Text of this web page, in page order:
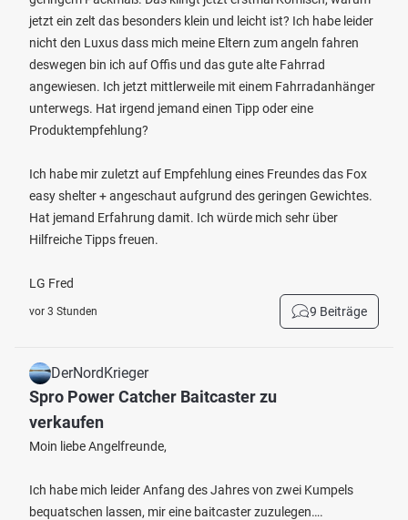
jetzt ein zelt das besonders klein und leicht ist? Ich habe leider
nicht den Luxus dass mich meine Eltern zum angeln fahren
deswegen bin ich auf Offis und das gute alte Fahrrad
angewiesen. Ich jetzt mittlerweile mit einem Fahrradanhänger
unterwegs. Hat irgend jemand einen Tipp oder eine
Produktempfehlung?
Ich habe mir zuletzt auf Empfehlung eines Freundes das Fox
easy shelter + angeschaut aufgrund des geringen Gewichtes.
Hat jemand Erfahrung damit. Ich würde mich sehr über
Hilfreiche Tipps freuen.
LG Fred
vor 3 Stunden 9 Beiträge
DerNordKrieger
Spro Power Catcher Baitcaster zu
verkaufen
Moin liebe Angelfreunde,
Ich habe mich leider Anfang des Jahres von zwei Kumpels
bequatschen lassen, mir eine baitcaster zuzulegen….